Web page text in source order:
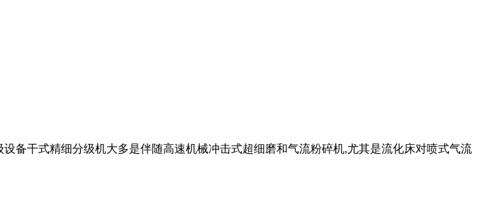
备干式精细分级机大多是伴随高速机械冲击式超细磨和气流粉碎机,尤其是流化床对喷式气流